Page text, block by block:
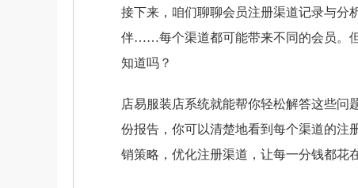
接下来，咱们聊聊会员注册渠道记录与分
伴……每个渠道都可能带来不同的会员。
知道吗？
店易服装店系统就能帮你轻松解答这些问
份报告，你可以清楚地看到每个渠道的注
销策略，优化注册渠道，让每一分钱都花